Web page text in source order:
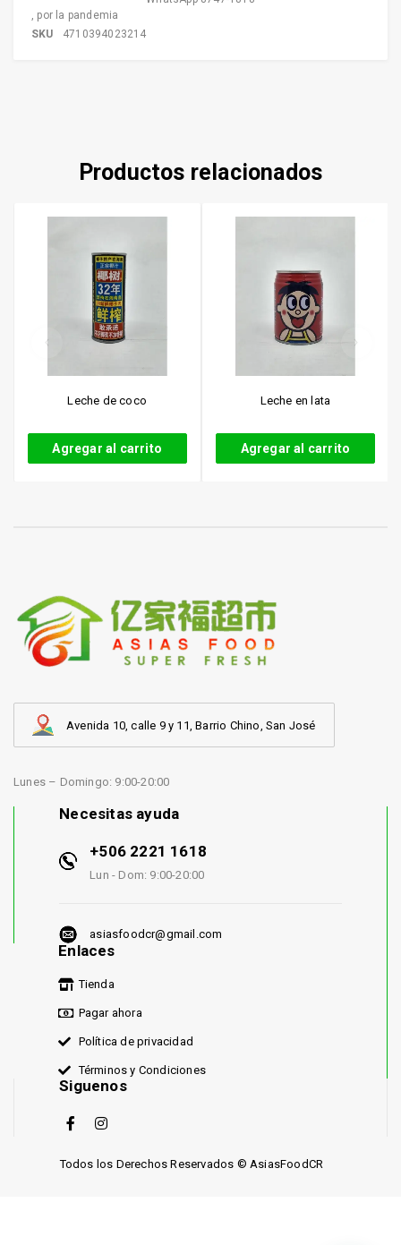
, por la pandemia
SKU
4710394023214
Productos relacionados
Leche de coco
Agregar al carrito
Leche en lata
Agregar al carrito
Avenida 10, calle 9 y 11, Barrio Chino, San José
Lunes – Domingo: 9:00-20:00
Necesitas ayuda
+506 2221 1618
Lun - Dom: 9:00-20:00
asiasfoodcr@gmail.com
Enlaces
Tienda
Pagar ahora
Política de privacidad
Términos y Condiciones
Siguenos
Todos los Derechos Reservados © AsiasFoodCR